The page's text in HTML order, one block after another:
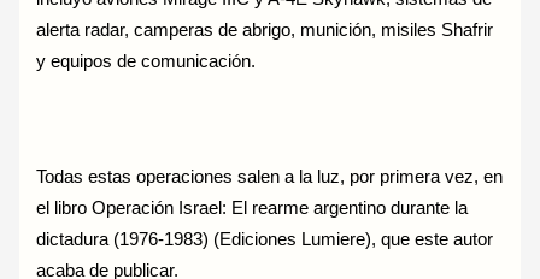
alerta radar, camperas de abrigo, munición, misiles Shafrir
y equipos de comunicación.
Todas estas operaciones salen a la luz, por primera vez, en
el libro Operación Israel: El rearme argentino durante la
dictadura (1976-1983) (Ediciones Lumiere), que este autor
acaba de publicar.